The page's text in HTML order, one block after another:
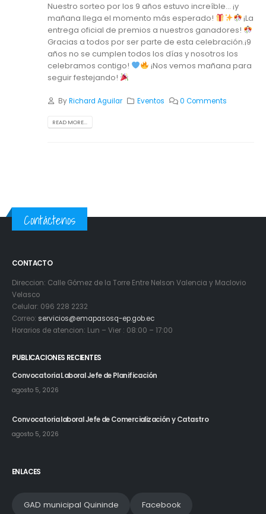
Nuestro sorteo por los 9 años estuvo increíble… ¡y
mañana llega el momento más esperado!
¡La
entrega oficial de premios a nuestros ganadores!
Gracias a todos por ser parte de esta celebración.¡9
años no se cumplen todos los días y nosotros los
celebramos contigo!
¡Nos vemos mañana para
seguir festejando!
ByRichard Aguilar Eventos 0 Comments
READ MORE...
Contáctenos
CONTACTO
Direccion: Calle Gómez de la Torre Entre Nelson Valencia y Maclovio
Velasco
Celular: 096 228 2232
Correo: servicios@emapasosq-ep.gob.ec
Horarios de atencion: Lun – Vier : 08:00 – 17:00
PUBLICACIONES RECIENTES
Convocatoria Laboral Jefe de Planificación
agosto 5, 2026
Convocatoria laboral Jefe de Comercialización y Catastro
agosto 5, 2026
ENLACES
GAD municipal Quininde Facebook